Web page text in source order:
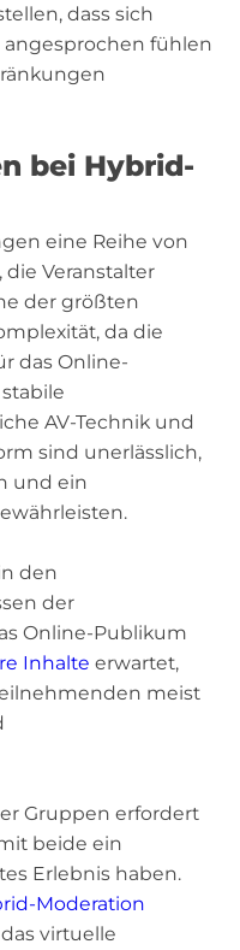
dass sich
fühlen
bei Hybrid-
eine Reihe von
Veranstalter
der größten
da die
das Online-
AV-Technik und
sind unerlässlich,
und ein
den
der
Online-Publikum
Inhalte erwartet,
meist
Gruppen erfordert
beide ein
Erlebnis haben.
Moderation
virtuelle